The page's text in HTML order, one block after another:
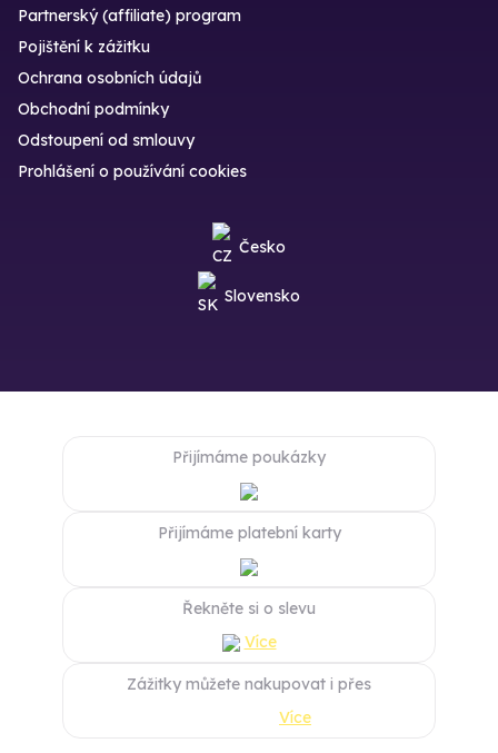
Partnerský (affiliate) program
Pojištění k zážitku
Ochrana osobních údajů
Obchodní podmínky
Odstoupení od smlouvy
Prohlášení o používání cookies
Česko
Slovensko
Přijímáme poukázky
Přijímáme platební karty
Řekněte si o slevu
Více
Zážitky můžete nakupovat i přes
Více